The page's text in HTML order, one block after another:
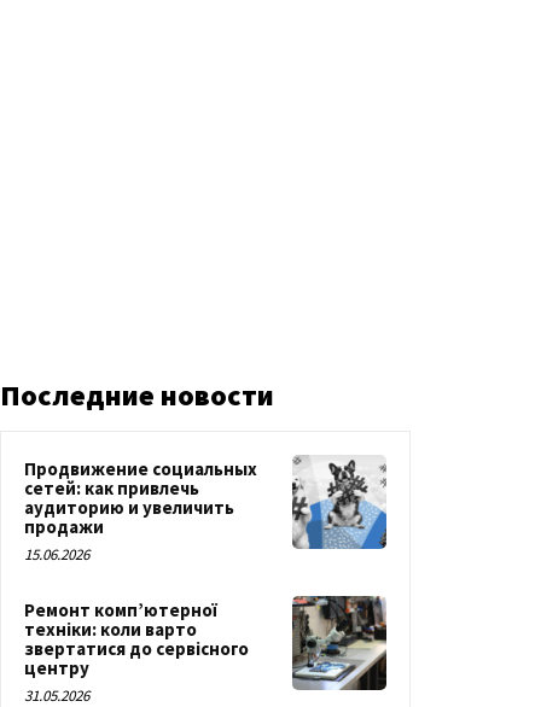
Последние новости
Продвижение социальных
сетей: как привлечь
аудиторию и увеличить
продажи
15.06.2026
Ремонт комп’ютерної
техніки: коли варто
звертатися до сервісного
центру
31.05.2026